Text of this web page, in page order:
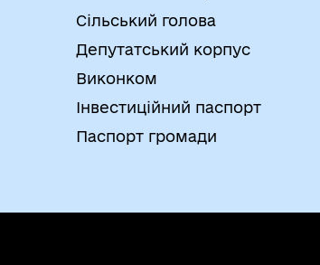
Сільський голова
Депутатський корпус
Виконком
Інвестиційний паспорт
Паспорт громади